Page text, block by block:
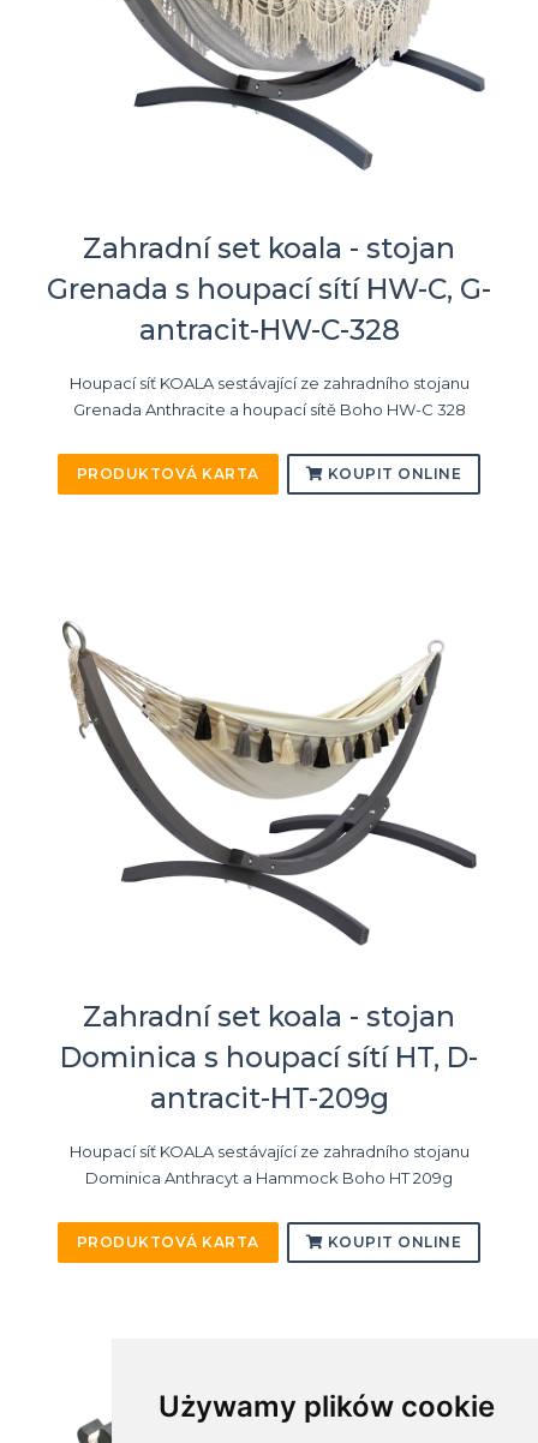
Używamy plików cookie
Zahradní set koala - stojan
Grenada s houpací sítí HW-C, G-
antracit-HW-C-328
Houpací síť KOALA sestávající ze zahradního stojanu
Grenada Anthracite a houpací sítě Boho HW-C 328
PRODUKTOVÁ KARTA KOUPIT ONLINE
Zahradní set koala - stojan
Dominica s houpací sítí HT, D-
antracit-HT-209g
Houpací síť KOALA sestávající ze zahradního stojanu
Dominica Anthracyt a Hammock Boho HT 209g
PRODUKTOVÁ KARTA KOUPIT ONLINE